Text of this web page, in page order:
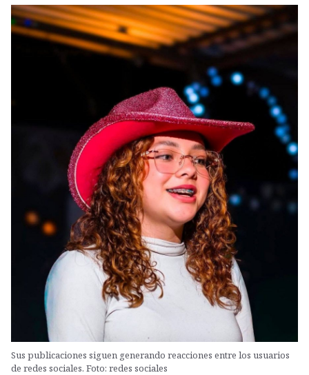
Sus publicaciones siguen generando reacciones entre los usuarios
de redes sociales. Foto: redes sociales